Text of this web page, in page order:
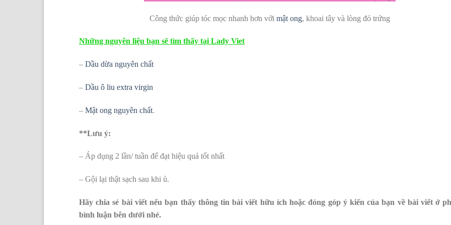
Công thức giúp tóc mọc nhanh hơn với mật ong, khoai tây và lòng đỏ trứng
Những nguyên liệu bạn sẽ tìm thấy tại Lady Viet
– Dầu dừa nguyên chất
– Dầu ô liu extra virgin
– Mật ong nguyên chất.
**Lưu ý:
– Áp dụng 2 lần/ tuần để đạt hiệu quả tốt nhất
– Gội lại thật sạch sau khi ủ.
Hãy chia sẻ bài viết nếu bạn thấy thông tin bài viết hữu ích hoặc đóng góp ý kiến của bạn về bài viết ở
bình luận bên dưới nhé.